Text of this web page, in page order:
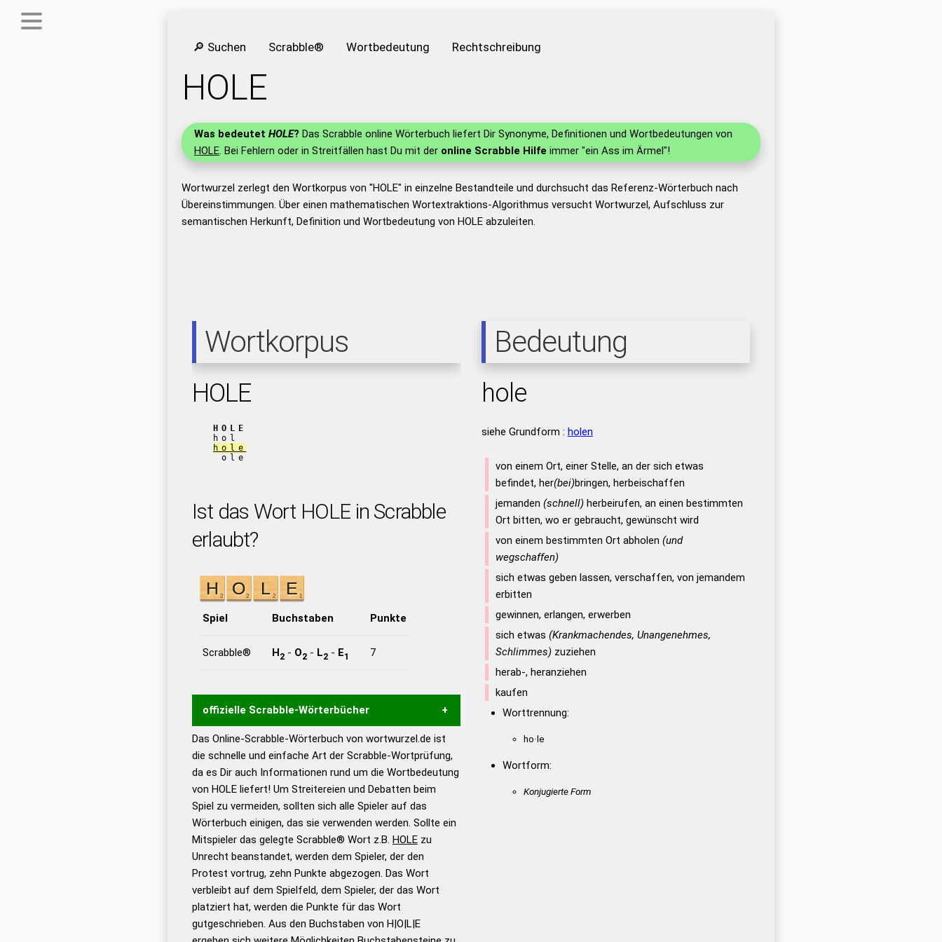
🔎 Suchen Scrabble® Wortbedeutung Rechtschreibung
HOLE
Was bedeutet HOLE? Das Scrabble online Wörterbuch liefert Dir Synonyme, Definitionen und Wortbedeutungen von
HOLE. Bei Fehlern oder in Streitfällen hast Du mit der online Scrabble Hilfe immer "ein Ass im Ärmel"!
Wortwurzel zerlegt den Wortkorpus von "HOLE" in einzelne Bestandteile und durchsucht das Referenz-Wörterbuch nach
Übereinstimmungen. Über einen mathematischen Wortextraktions-Algorithmus versucht Wortwurzel, Aufschluss zur
semantischen Herkunft, Definition und Wortbedeutung von HOLE abzuleiten.
Wortkorpus
HOLE
HOLE
hol
hole
ole
Ist das Wort HOLE in Scrabble
erlaubt?
Spiel Buchstaben Punkte
Scrabble® H2- O2- L2- E1 7
offizielle Scrabble-Wörterbücher
Wortwurzel liefert mit Hilfe eines semantischen
Wortanalyse-Algorithmus gute Anhaltspunkte zu
Wortbedeutung, Worttrennung und Wortform, um die
Gültigkeit eines Wortes für das Scrabble-Spiel zu
bestimmen! zugelassene Turnier Scrabble-
Wörterbücher sind:
Duden – Standardwerk in 12
Bänden
Duden – Richtiges und gutes
Deutsch
Das Online-Scrabble-Wörterbuch von wortwurzel.de ist
die schnelle und einfache Art der Scrabble-Wortprüfung,
da es Dir auch Informationen rund um die Wortbedeutung
von HOLE liefert! Um Streitereien und Debatten beim
Spiel zu vermeiden, sollten sich alle Spieler auf das
Wörterbuch einigen, das sie verwenden werden. Sollte ein
Mitspieler das gelegte Scrabble® Wort z.B. HOLEzu
Unrecht beanstandet, werden dem Spieler, der den
Protest vortrug, zehn Punkte abgezogen. Das Wort
verbleibt auf dem Spielfeld, dem Spieler, der das Wort
platziert hat, werden die Punkte für das Wort
gutgeschrieben. Aus den Buchstaben von H|O|L|E
Bedeutung
hole
siehe Grundform : holen
von einem Ort, einer Stelle, an der sich etwas
befindet, her(bei)bringen, herbeischaffen
jemanden (schnell) herbeirufen, an einen bestimmten
Ort bitten, wo er gebraucht, gewünscht wird
von einem bestimmten Ort abholen (und
wegschaffen)
sich etwas geben lassen, verschaffen, von jemandem
erbitten
gewinnen, erlangen, erwerben
sich etwas (Krankmachendes, Unangenehmes,
Schlimmes) zuziehen
herab-, heranziehen
kaufen
Worttrennung:
ho·le
Wortform:
Konjugierte Form